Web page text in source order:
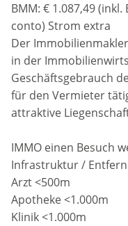
BMM: € 1.087,49
conto) Strom extra
Der
in der
Geschäftsgebrauch
für den Vermieter
attraktive
IMMO einen Besuch
Infrastruktur /
Arzt <500m
Apotheke <1.000m
Klinik <1.000m